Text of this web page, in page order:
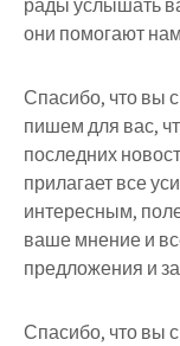
рады услышать
они помогают
Спасибо, что вы
пишем для вас,
последних
прилагает все
интересным,
ваше мнение и
предложения и
Спасибо, что вы